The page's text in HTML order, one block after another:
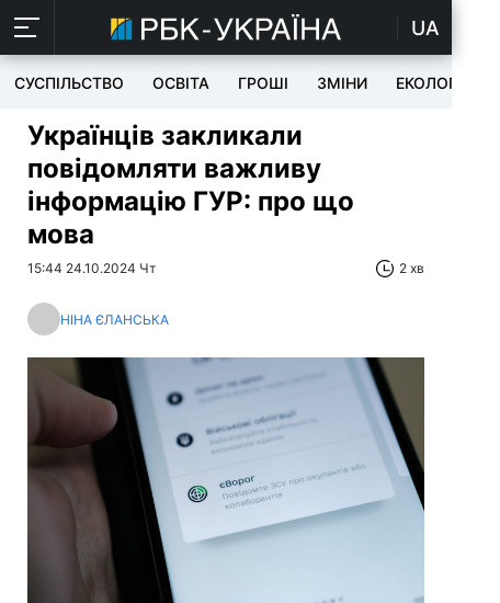
UA
СУСПІЛЬСТВО ОСВІТА ГРОШІ ЗМІНИ ЕКОЛОГІЯ
Українців закликали
повідомляти важливу
інформацію ГУР: про що
мова
15:44 24.10.2024 Чт 2 хв
НІНА ЄЛАНСЬКА